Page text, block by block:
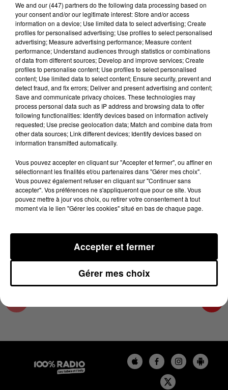
Lecture (1 min 13 sec)
100%
100% Radio l'agenda de l'Hérault
25 février 2025 - 1 min 13 sec
L'AGENDA DE L'HÉRAULT DU 25/02/2025 À
13H35
L'AGENDA DE L'HERAULT
We and our (447) partnersdo the following data processing based on
your consent and/or our legitimate interest: Store and/or access
information on a device; Use limited data to select advertising; Create
profiles for personalised advertising; Use profiles to select personalised
advertising; Measure advertising performance; Measure content
performance; Understand audiences through statistics or combinations
of data from different sources; Develop and improve services; Create
profiles to personalise content; Use profiles to select personalised
content; Use limited data to select content; Ensure security, prevent and
detect fraud, and fix errors; Deliver and present advertising and content;
Save and communicate privacy choices. These technologies may
process personal data such as IP address and browsing data to offer
following functionalities: Identify devices based on information actively
requested; Use precise geolocation data; Match and combine data from
other data sources; Link different devices; Identify devices based on
information transmitted automatically.
Vous pouvez accepter en cliquant sur "Accepter et fermer", ou affiner en
sélectionnant les finalités et/ou partenaires dans "Gérer mes choix".
Vous pouvez également refuser en cliquant sur "Continuer sans
accepter". Vos préférences ne s'appliqueront que pour ce site. Vous
pouvez mettre à jour vos choix, ou retirer votre consentement à tout
moment via le lien "Gérer les cookies" situé en bas de chaque page.
Gérer mes choix
Accepter et fermer